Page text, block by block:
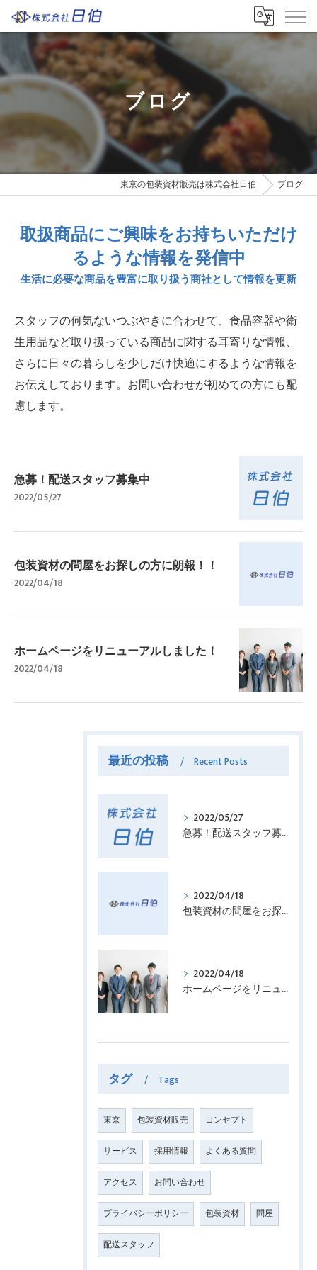
ブログ
東京の包装資材販売は株式会社日伯 ブログ
取扱商品にご興味をお持ちいただけ
るような情報を発信中
生活に必要な商品を豊富に取り扱う商社として情報を更新
スタッフの何気ないつぶやきに合わせて、食品容器や衛
生用品など取り扱っている商品に関する耳寄りな情報、
さらに日々の暮らしを少しだけ快適にするような情報を
お伝えしております。お問い合わせが初めての方にも配
慮します。
急募！配送スタッフ募集中
2022/05/27
包装資材の問屋をお探しの方に朗報！！
2022/04/18
ホームページをリニューアルしました！
2022/04/18
最近の投稿 Recent Posts
2022/05/27
急募！配送スタッフ募集中
2022/04/18
包装資材の問屋をお探しの方に朗報！！
2022/04/18
ホームページをリニューアルしました！
タグ Tags
東京 包装資材販売 コンセプト
サービス 採用情報 よくある質問
アクセス お問い合わせ
プライバシーポリシー 包装資材 問屋
配送スタッフ